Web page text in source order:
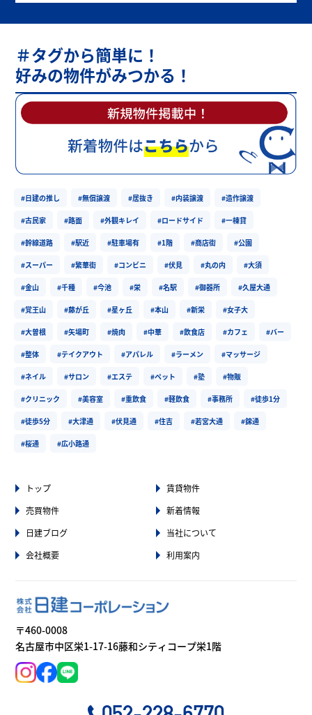
＃タグから簡単に！
好みの物件がみつかる！
#日建の推し #無償譲渡 #居抜き #内装譲渡 #造作譲渡
#古民家 #路面 #外観キレイ #ロードサイド #一棟貸
#幹線道路 #駅近 #駐車場有 #1階 #商店街 #公園
#スーパー #繁華街 #コンビニ #伏見 #丸の内 #大須
#金山 #千種 #今池 #栄 #名駅 #御器所 #久屋大通
#覚王山 #藤が丘 #星ヶ丘 #本山 #新栄 #女子大
#大曽根 #矢場町 #焼肉 #中華 #飲食店 #カフェ #バー
#整体 #テイクアウト #アパレル #ラーメン #マッサージ
#ネイル #サロン #エステ #ペット #塾 #物販
#クリニック #美容室 #重飲食 #軽飲食 #事務所 #徒歩1分
#徒歩5分 #大津通 #伏見通 #住吉 #若宮大通 #錦通
#桜通 #広小路通
トップ
賃貸物件
売買物件
新着情報
日建ブログ
当社について
会社概要
利用案内
〒460-0008
名古屋市中区栄1-17-16藤和シティコープ栄1階